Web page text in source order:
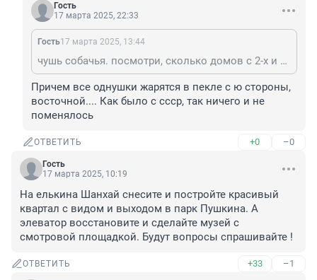
Гость
17 марта 2025, 22:33
Гость17 марта 2025, 13:44
чушь собачья. посмотри, сколько домов с 2-х и 1-комнатными квартирами стоят торцами на восток-запад. значит, полдома имеет окна только на север. так строили и при ссср, и после
Причем все однушки жарятся в пекле с ю стороны,
восточной.... Как было с ссср, так ничего и не
поменялось
ОТВЕТИТЬ +0 –0
Гость
17 марта 2025, 10:19
На елькина Шанхай снесите и постройте красивый
квартал с видом и выходом в парк Пушкина. А
элеватор восстановите и сделайте музей с
смотровой площадкой. Будут вопросы спрашивайте !
ОТВЕТИТЬ +33 –1